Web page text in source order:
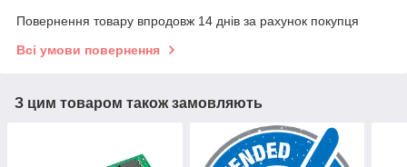
Повернення товару впродовж 14 днів за рахунок покупця
Всі умови повернення
З цим товаром також замовляють